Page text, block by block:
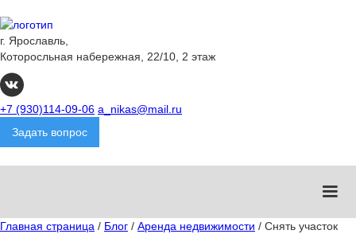
г. Ярославль,
Которосльная набережная, 22/10, 2 этаж
+7 (930)114-09-06 a_nikas@mail.ru
Задать вопрос
Главная страница / Блог / Аренда недвижимости / Снять участок